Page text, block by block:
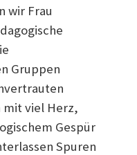
wir Frau
Gruppen
mit viel Herz,
Gespür
Spuren